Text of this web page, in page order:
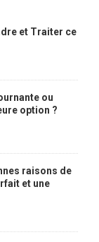
et Traiter ce
ou
option ?
raisons de
et une